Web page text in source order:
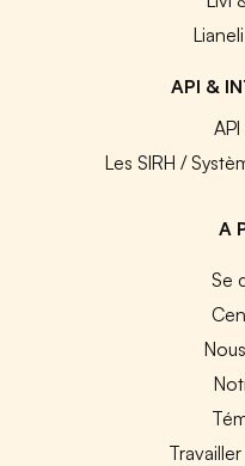
API &
Les SIRH /
A
Se